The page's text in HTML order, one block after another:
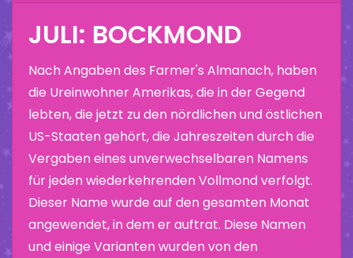
JULI: BOCKMOND
Nach Angaben des Farmer's Almanach, haben
die Ureinwohner Amerikas, die in der Gegend
lebten, die jetzt zu den nördlichen und östlichen
US-Staaten gehört, die Jahreszeiten durch die
Vergaben eines unverwechselbaren Namens
für jeden wiederkehrenden Vollmond verfolgt.
Dieser Name wurde auf den gesamten Monat
angewendet, in dem er auftrat. Diese Namen
und einige Varianten wurden von den